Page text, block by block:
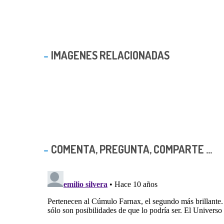
IMAGENES RELACIONADAS
COMENTA, PREGUNTA, COMPARTE ...